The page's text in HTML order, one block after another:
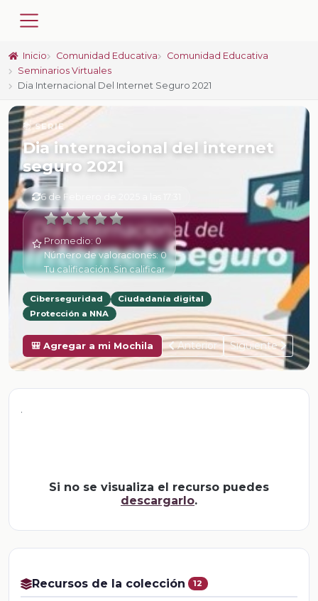
Inicio Comunidad Educativa
Comunidad Educativa
Seminarios Virtuales
Dia Internacional Del Internet Seguro 2021
📚 SERIE
Dia internacional del internet
seguro 2021
6 de Febrero de 2025 a las 17:31
Promedio:0
Número de valoraciones:0
Tu calificación:Sin calificar
Ciberseguridad
Ciudadanía digital
Protección a NNA
🎒 Agregar a mi Mochila Anterior Siguiente
.
Si no se visualiza el recurso puedes
descargarlo.
Recursos de la colección 12